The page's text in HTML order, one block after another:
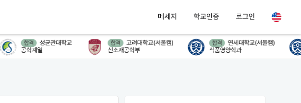
메세지 학교인증 로그인
합격
성균관대학교
공학계열
합격
고려대학교(서울캠)
신소재공학부
합격
연세대학교(서울캠)
식품영양학과